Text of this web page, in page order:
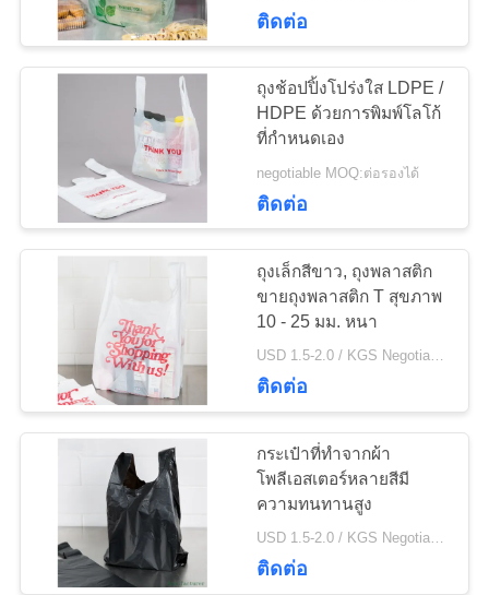
แผนผัง
เว็บไซต์
POLICY
Star Seal Bags
ถุงอาหารเพื่อการ
ถุงพลาสติกแบน
19
ติดต่อ
ถุงช้อปปิ้งโปร่งใส LDPE /
HDPE ด้วยการพิมพ์โลโก้
ที่กำหนดเอง
negotiable MOQ:ต่อรองได้
ติดต่อ
ถุงเล็กสีขาว, ถุงพลาสติก
ขายถุงพลาสติก T สุขภาพ
10 - 25 มม. หนา
USD 1.5-2.0 / KGS Negotiable MOQ:1000 กก
ติดต่อ
กระเป๋าที่ทำจากผ้า
โพลีเอสเตอร์หลายสีมี
ความทนทานสูง
USD 1.5-2.0 / KGS Negotiable MOQ:1000 กก
ติดต่อ